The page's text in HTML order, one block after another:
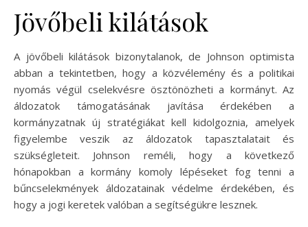
Jövőbeli kilátások
A jövőbeli kilátások bizonytalanok, de Johnson optimista
abban a tekintetben, hogy a közvélemény és a politikai
nyomás végül cselekvésre ösztönözheti a kormányt. Az
áldozatok támogatásának javítása érdekében a
kormányzatnak új stratégiákat kell kidolgoznia, amelyek
figyelembe veszik az áldozatok tapasztalatait és
szükségleteit. Johnson reméli, hogy a következő
hónapokban a kormány komoly lépéseket fog tenni a
bűncselekmények áldozatainak védelme érdekében, és
hogy a jogi keretek valóban a segítségükre lesznek.